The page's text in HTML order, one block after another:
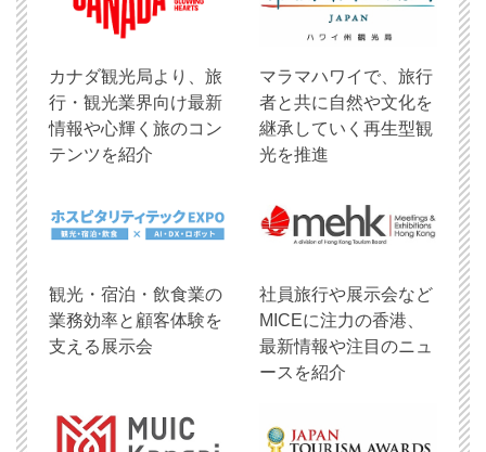
​カナダ観光局より、旅
行・観光業界向け最新
情報や心輝く旅のコン
テンツを紹介
マラマハワイで、旅行
者と共に自然や文化を
継承していく再生型観
光を推進
観光・宿泊・飲食業の
業務効率と顧客体験を
支える展示会
社員旅行や展示会など
MICEに注力の香港、
最新情報や注目のニュ
ースを紹介